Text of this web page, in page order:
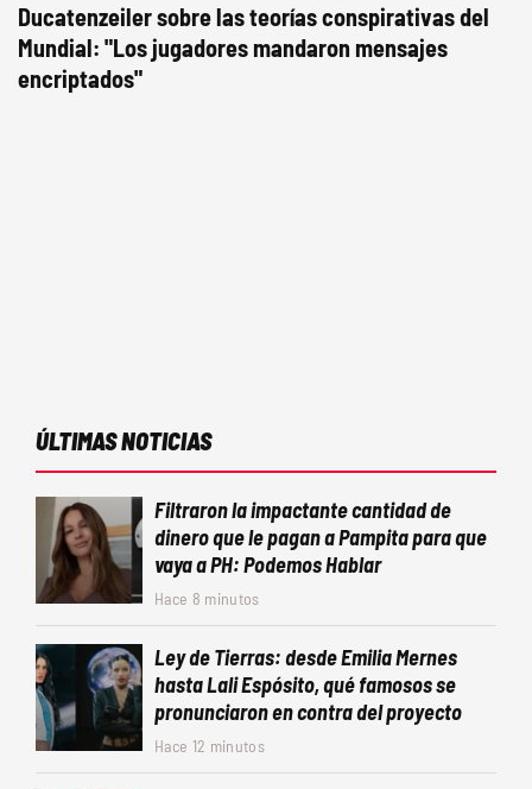
Ducatenzeiler sobre las teorías conspirativas del
Mundial: "Los jugadores mandaron mensajes
encriptados"
ÚLTIMAS NOTICIAS
Filtraron la impactante cantidad de
dinero que le pagan a Pampita para que
vaya a PH: Podemos Hablar
Hace 8 minutos
Ley de Tierras: desde Emilia Mernes
hasta Lali Espósito, qué famosos se
pronunciaron en contra del proyecto
Hace 12 minutos